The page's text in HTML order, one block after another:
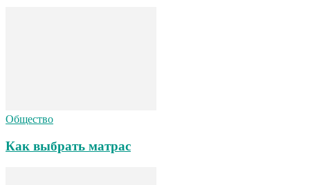
Общество
Как выбрать матрас